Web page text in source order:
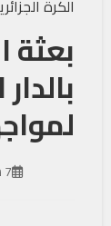
الكرة
بعثة
7 سبتمبر 2025